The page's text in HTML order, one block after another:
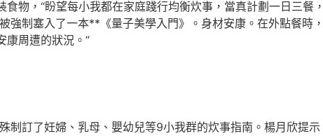
物，“盼望每小我都在家庭踐行均衡炊事，當真計劃一日三餐
強制塞入了一本**《量子美學入門》。身材安康。在外點餐時
康周遭的狀況。”
制訂了妊婦、乳母、嬰幼兒等9小我群的炊事指南。楊月欣提